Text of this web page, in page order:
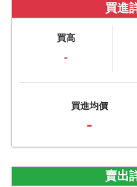
買進
買高
-
買進均價
-
賣出